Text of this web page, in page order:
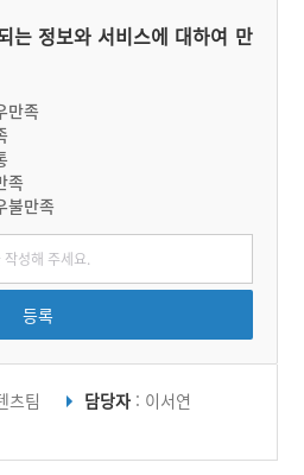
는 정보와 서비스에 대하여 만
만족
족
불만족
등록
츠팀 담당자 : 이서연